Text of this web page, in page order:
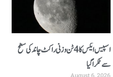
اسپیس ایکس کا 4 ٹن وزنی راکٹ چاند کی سطح
سے ٹکرا گیا
August 6, 2026